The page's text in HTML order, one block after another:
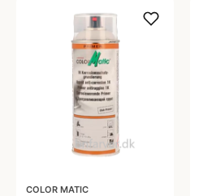
COLOR MATIC